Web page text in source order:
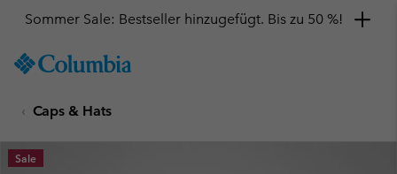
TO
SKIP
MAIN
NAV
Sommer Sale: Bestseller hinzugefügt. Bis zu 50 %!
Caps & Hats
Sale